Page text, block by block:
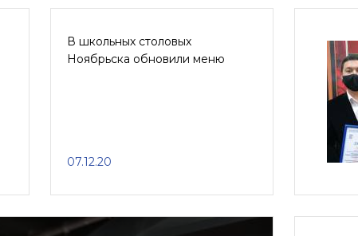
В школьных столовых
Ноябрьска обновили меню
07.12.20